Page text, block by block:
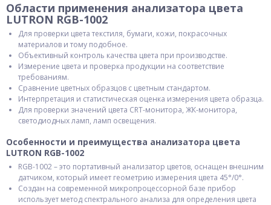
Области применения анализатора цвета
LUTRON RGB-1002
Для проверки цвета текстиля, бумаги, кожи, покрасочных
материалов и тому подобное.
Объективный контроль качества цвета при производстве.
Измерение цвета и проверка продукции на соответствие
требованиям.
Сравнение цветных образцов с цветным стандартом.
Интерпретация и статистическая оценка измерения цвета образца.
Для проверки значений цвета CRT-монитора, ЖК-монитора,
светодиодных ламп, ламп освещения.
Особенности и преимущества анализатора цвета
LUTRON RGB-1002
RGB-1002 – это портативный анализатор цветов, оснащен внешним
датчиком, который имеет геометрию измерения цвета 45°/0°.
Создан на современной микропроцессорной базе прибор
использует метод спектрального анализа для определения цвета